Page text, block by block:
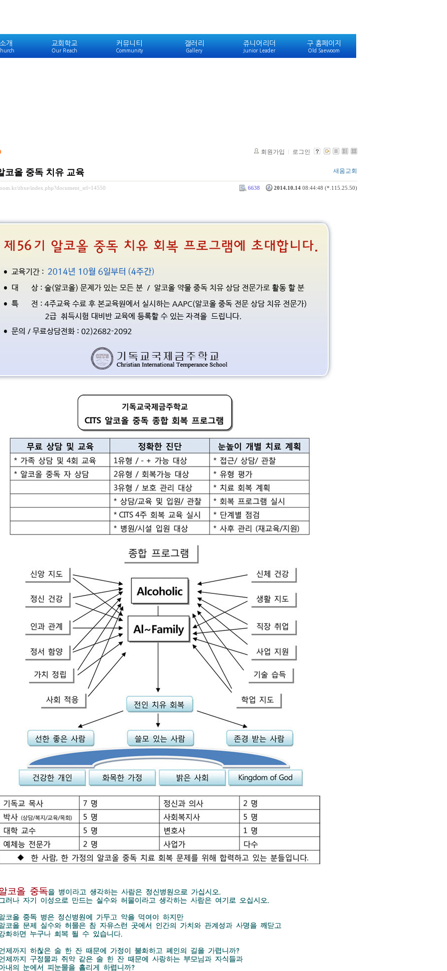
개 교회학교
Our Reach
커뮤니티
Community
갤러리
Gallery
쥬니어리더
Junior Leader
구 홈페이지
Old Saewoom
회원가입 로그인
코올 중독 치유 교육 새움교회
zbxe/index.php?document_srl=14550 2014.10.14 08:44:48 (*.115.25.50)
6638